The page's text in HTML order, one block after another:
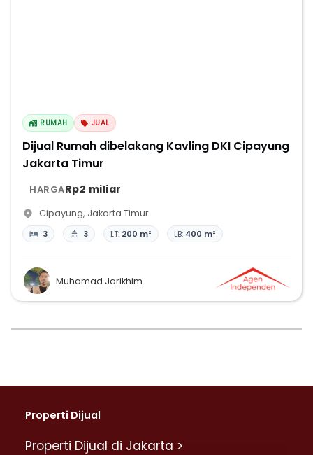
RUMAH JUAL
Dijual Rumah dibelakang Kavling DKI Cipayung
Jakarta Timur
HARGARp2 miliar
Cipayung, Jakarta Timur
3 3 LT: 200 m² LB: 400 m²
Muhamad Jarikhim
Properti Dijual
Properti Dijual di Jakarta >